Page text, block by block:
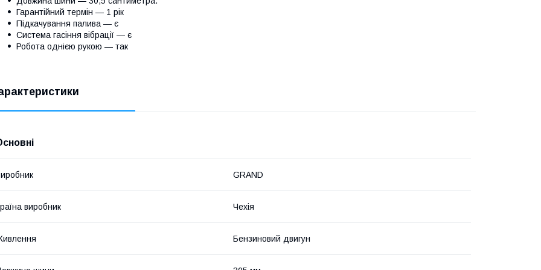
Гарантійний термін — 1 рік
Підкачування палива — є
Система гасіння вібрації — є
Робота однією рукою — так
GRAND
виробник Чехія
Бензиновий двигун